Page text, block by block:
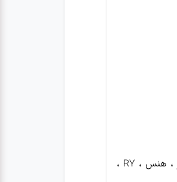
فروش انواع بکس های بادی یک اینچ و 3.4 و 1.2 اینچ شفت بلند و کوتاه با برندهای مختلف نظیر Genius ، سوماک ، وفو ، دامار ، هنس ، RY ،